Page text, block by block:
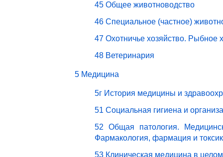
45 Общее животноводство
46 Специальное (частное)
47 Охотничье хозяйство. Рыбное
48 Ветеринария
5 Медицина
5г История медицины и
51 Социальная гигиена и
52 Общая патология.
Фармакология, фармация и
53 Клиническая медицина в целом